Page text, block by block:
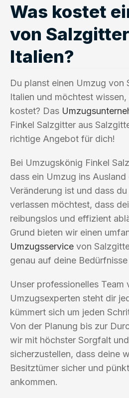
Was kostet
von
Italien?
Du planst einen Umzug von
Italien und möchtest
kostet? Das
Finkel Salzgitter aus
richtige Angebot für dich!
Bei Umzugskönig Finkel
dass ein Umzug ins
Veränderung ist und dass
verlassen möchtest, dass
reibungslos und effizient
Grund bieten wir einen
Umzugsservice von
genau auf deine
Unser professionelles Team
Umzugsexperten steht dir
kümmert sich um jeden
Von der Planung bis zur
wir mit höchster Sorgfalt
sicherzustellen, dass deine
Besitztümer sicher und
ankommen.